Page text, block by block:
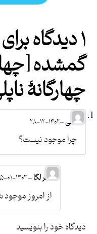
۱ دیدگاه برای
گمشده
چهارگانۀ
عطی–۱۴۰۲-۱۲-۲۸
چرا موجود نیست؟
نشر لگا–۱۴۰۳-۰۱-۱۵
از امروز
دیدگاه خود را بنویسید